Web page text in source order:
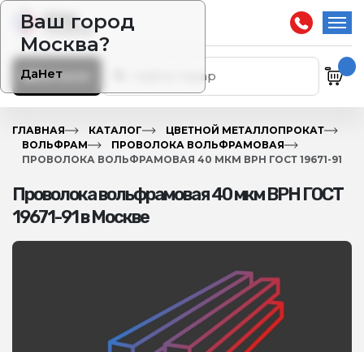
Ваш город
Москва?
ДаНет
Каталог
ГЛАВНАЯ КАТАЛОГ
ЦВЕТНОЙ МЕТАЛЛОПРОКАТ
ВОЛЬФРАМ
ПРОВОЛОКА ВОЛЬФРАМОВАЯ
ПРОВОЛОКА ВОЛЬФРАМОВАЯ 40 МКМ ВРН ГОСТ 19671-91
Проволока вольфрамовая 40 мкм ВРН ГОСТ
19671-91 в Москве